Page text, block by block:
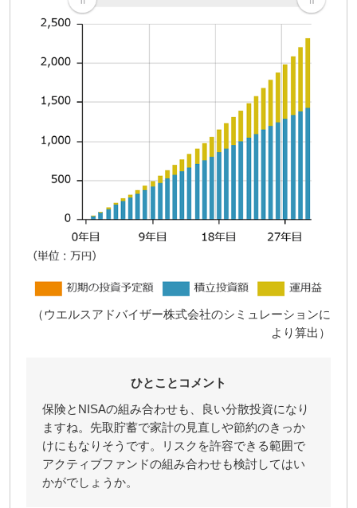
（ウエルスアドバイザー株式会社のシミュレーションに
より算出）
ひとことコメント
保険とNISAの組み合わせも、良い分散投資になり
ますね。先取貯蓄で家計の見直しや節約のきっか
けにもなりそうです。リスクを許容できる範囲で
アクティブファンドの組み合わせも検討してはい
かがでしょうか。